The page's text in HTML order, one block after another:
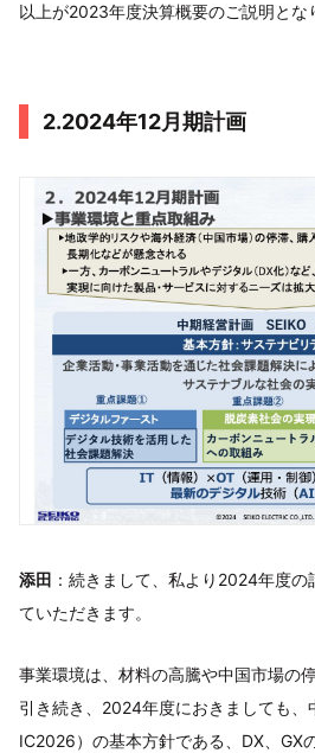
以上が2023年度決算概要のご説明とな
2.2024年12月期計画
添田 ：続きまして、私より2024年度
ていただきます。
事業環境は、材料の高騰や中国市場の
引き続き、2024年度におきましても、
IC2026）の基本方針である、DX、GX